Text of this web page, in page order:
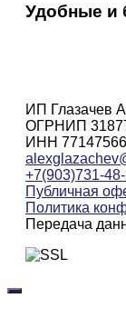
Удобные и
ИП Глазачев
ОГРНИП
ИНН
+7(903)731-
Публичная
Политика
Передача